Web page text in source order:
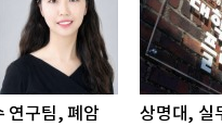
연구팀, 폐암
상명대, 실